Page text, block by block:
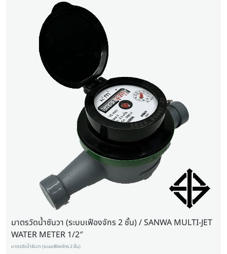
มาตรวัดน้ำซันวา (ระบบเฟืองจักร 2 ชั้น) / SANWA MULTI-JET
WATER METER 1/2″
มาตรวัดน้ำซันวา (ระบบเฟืองจักร 2 ชั้น)